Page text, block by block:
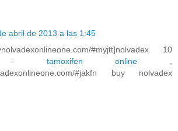
abril de 2013 a las 1:45
#myjtt]nolvadex 10
- tamoxifen online
#jakfn buy nolvadex